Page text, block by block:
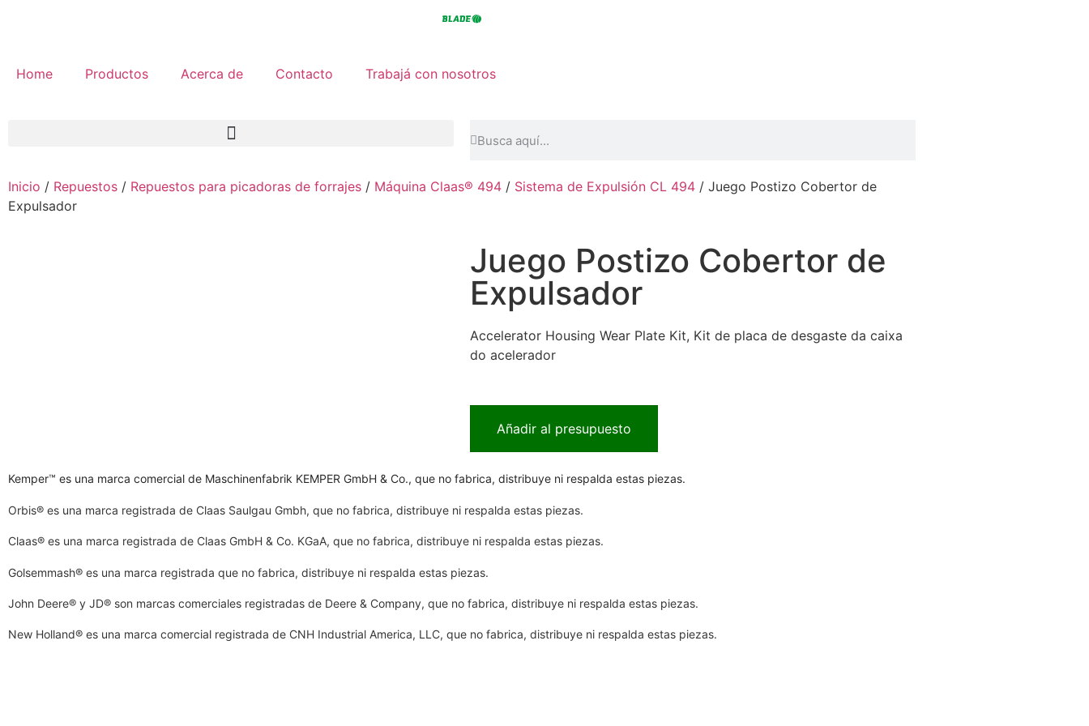
Home Productos Acerca de Contacto Trabajá con nosotros
Inicio / Repuestos / Repuestos para picadoras de forrajes / Máquina Claas® 494 / Sistema de Expulsión CL 494 / Juego Postizo Cobertor de
Expulsador
Juego Postizo Cobertor de
Expulsador
Accelerator Housing Wear Plate Kit, Kit de placa de desgaste da caixa
do acelerador
Añadir al presupuesto
Kemper™ es una marca comercial de Maschinenfabrik KEMPER GmbH & Co., que no fabrica, distribuye ni respalda estas piezas.
Orbis® es una marca registrada de Claas Saulgau Gmbh, que no fabrica, distribuye ni respalda estas piezas.
Claas® es una marca registrada de Claas GmbH & Co. KGaA, que no fabrica, distribuye ni respalda estas piezas.
Golsemmash® es una marca registrada que no fabrica, distribuye ni respalda estas piezas.
John Deere® y JD® son marcas comerciales registradas de Deere & Company, que no fabrica, distribuye ni respalda estas piezas.
New Holland® es una marca comercial registrada de CNH Industrial America, LLC, que no fabrica, distribuye ni respalda estas piezas.